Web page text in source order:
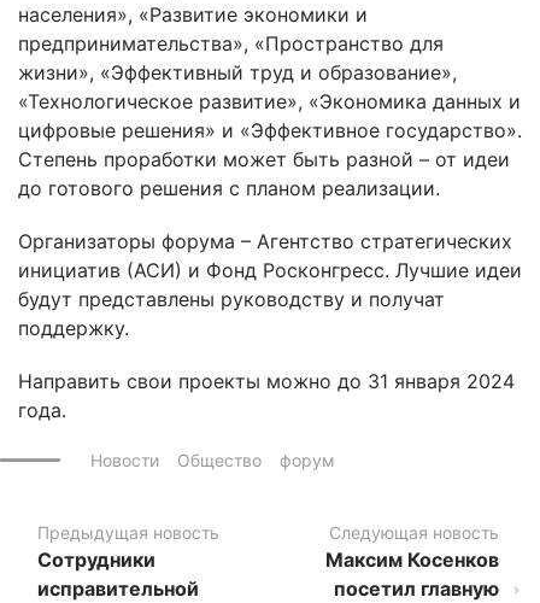
населения», «Развитие экономики и
предпринимательства», «Пространство для
жизни», «Эффективный труд и образование»,
«Технологическое развитие», «Экономика данных и
цифровые решения» и «Эффективное государство».
Степень проработки может быть разной – от идеи
до готового решения с планом реализации.
Организаторы форума – Агентство стратегических
инициатив (АСИ) и Фонд Росконгресс. Лучшие идеи
будут представлены руководству и получат
поддержку.
Направить свои проекты можно до 31 января 2024
года.
Новости Общество форум
Предыдущая новость
Сотрудники
исправительной
Следующая новость
Максим Косенков
посетил главную